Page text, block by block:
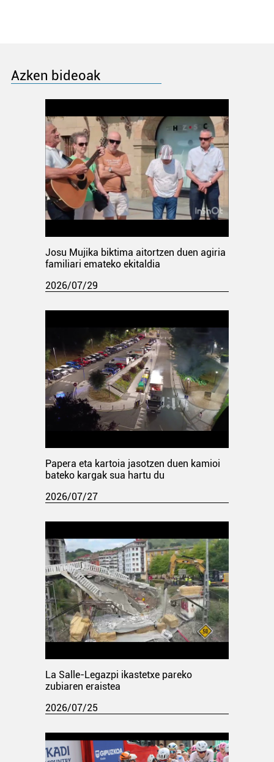
Azken bideoak
Josu Mujika biktima aitortzen duen agiria
familiari emateko ekitaldia
2026/07/29
Papera eta kartoia jasotzen duen kamioi
bateko kargak sua hartu du
2026/07/27
La Salle-Legazpi ikastetxe pareko
zubiaren eraistea
2026/07/25